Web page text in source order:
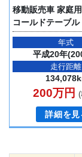
移動販売車 家庭
コールドテーブル
年式
平成20年
走行距離
200万円
詳細を見